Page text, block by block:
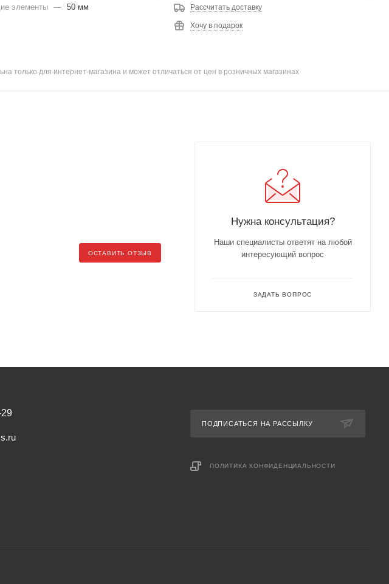
элементы
— 50 мм Рассчитать доставку
Хочу в подарок
только для интернет-магазина и может отличаться от цен в розничных магазинах
ОСТАВИТЬ ОТЗЫВ
Нужна консультация?
Наши специалисты ответят на любой
интересующий вопрос
ЗАДАТЬ ВОПРОС
ПОДПИСАТЬСЯ НА РАССЫЛКУ
ПОЛИТИКА КОНФИДЕНЦИАЛЬНОСТИ